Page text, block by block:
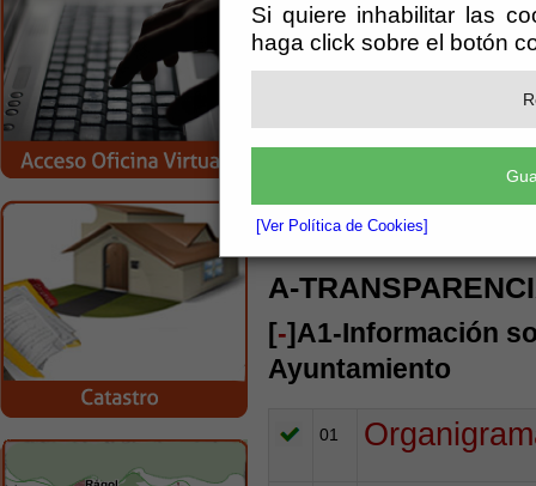
Si quiere inhabilitar las
haga click sobre el botón
[Ver Política de Cookies]
A-TRANSPARENCIA
(13 de 13)
BUSCAR:
A-
[-]A1-Información
Ayuntamiento
01